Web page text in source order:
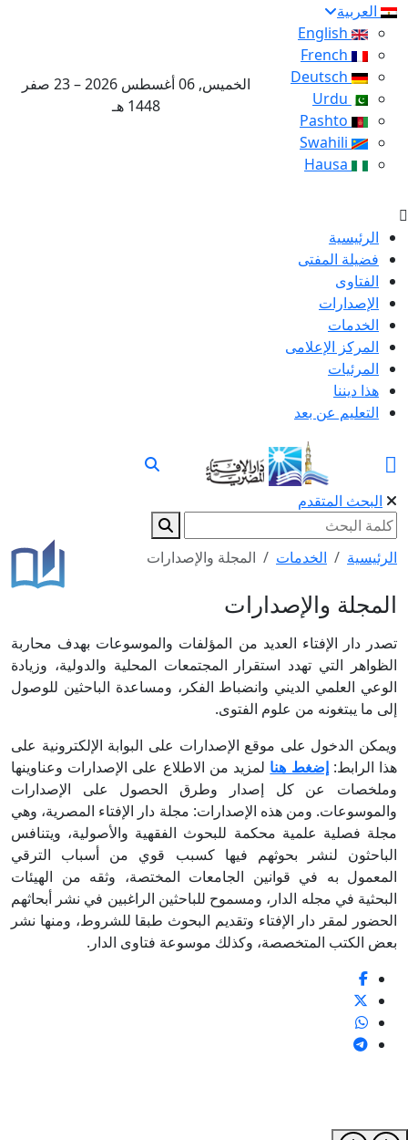
العربية
الخميس, 06 أغسطس 2026 – 23 صفر
1448 هـ
الرئيسية
فضيلة المفتى
الفتاوى
الإصدارات
الخدمات
المركز الإعلامى
المرئيات
هذا ديننا
التعليم عن بعد
البحث المتقدم
الرئيسية الخدمات المجلة والإصدارات
المجلة والإصدارات
تصدر دار الإفتاء العديد من المؤلفات والموسوعات بهدف محاربة
الظواهر التي تهدد استقرار المجتمعات المحلية والدولية، وزيادة
الوعي العلمي الديني وانضباط الفكر، ومساعدة الباحثين للوصول
إلى ما يبتغونه من علوم الفتوى.
ويمكن الدخول على موقع الإصدارات على البوابة الإلكترونية على
هذا الرابط:إضغط هنا لمزيد من الاطلاع على الإصدارات وعناوينها
وملخصات عن كل إصدار وطرق الحصول على الإصدارات
والموسوعات. ومن هذه الإصدارات: مجلة دار الإفتاء المصرية، وهي
مجلة فصلية علمية محكمة للبحوث الفقهية والأصولية، ويتنافس
الباحثون لنشر بحوثهم فيها كسبب قوي من أسباب الترقي
المعمول به في قوانين الجامعات المختصة، وثقه من الهيئات
البحثية في مجله الدار، ومسموح للباحثين الراغبين في نشر أبحاثهم
الحضور لمقر دار الإفتاء وتقديم البحوث طبقا للشروط، ومنها نشر
بعض الكتب المتخصصة، وكذلك موسوعة فتاوى الدار.